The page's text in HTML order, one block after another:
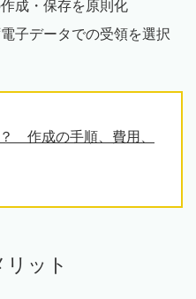
成・保存を原則化
子データでの受領を選択
作成の手順、費用、
ット